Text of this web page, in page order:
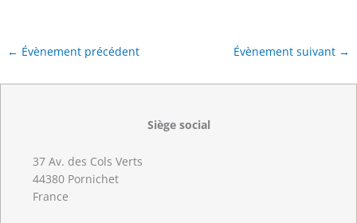
← Évènement précédent Évènement suivant →
Siège social
37 Av. des Cols Verts
44380 Pornichet
France